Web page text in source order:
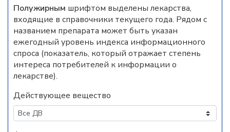
Полужирным шрифтом выделены лекарства,
входящие в справочники текущего года. Рядом с
названием препарата может быть указан
ежегодный уровень индекса информационного
спроса (показатель, который отражает степень
интереса потребителей к информации о
лекарстве).
Действующее вещество